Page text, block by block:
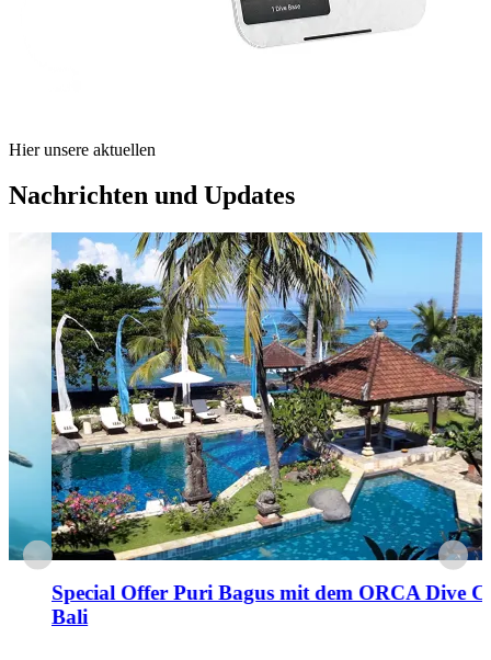
Hier unsere aktuellen
Nachrichten und Updates
Special Offer Puri Bagus mit dem ORCA Dive Club